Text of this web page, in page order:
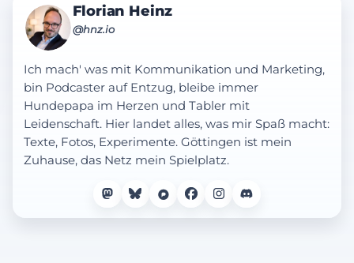
Florian Heinz
@hnz.io
Ich mach' was mit Kommunikation und Marketing,
bin Podcaster auf Entzug, bleibe immer
Hundepapa im Herzen und Tabler mit
Leidenschaft. Hier landet alles, was mir Spaß macht:
Texte, Fotos, Experimente. Göttingen ist mein
Zuhause, das Netz mein Spielplatz.